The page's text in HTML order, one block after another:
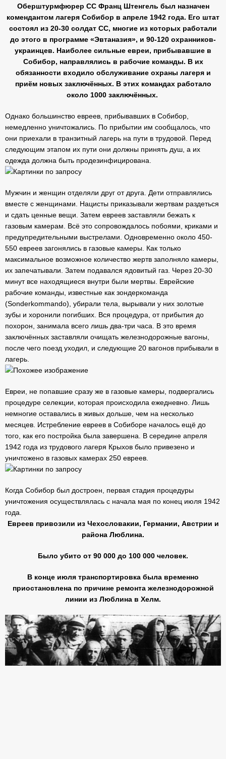
Оберштурмфюрер СС Франц Штенгель был назначен
комендантом лагеря Собибор в апреле 1942 года. Его штат
состоял из 20-30 солдат СС, многие из которых работали
до этого в программе «Эвтаназия», и 90-120 охранников-
украинцев. Наиболее сильные евреи, прибывавшие в
Собибор, направлялись в рабочие команды. В их
обязанности входило обслуживание охраны лагеря и
приём новых заключённых. В этих командах работало
около 1000 заключённых.
Однако большинство евреев, прибывавших в Собибор,
немедленно уничтожались. По прибытии им сообщалось, что
они приехали в транзитный лагерь на пути в трудовой. Перед
следующим этапом их пути они должны принять душ, а их
одежда должна быть продезинфицирована.
Мужчин и женщин отделяли друг от друга. Дети отправлялись
вместе с женщинами. Нацисты приказывали жертвам раздеться
и сдать ценные вещи. Затем евреев заставляли бежать к
газовым камерам. Всё это сопровождалось побоями, криками и
предупредительными выстрелами. Одновременно около 450-
550 евреев загонялись в газовые камеры. Как только
максимальное возможное количество жертв заполняло камеры,
их запечатывали. Затем подавался ядовитый газ. Через 20-30
минут все находящиеся внутри были мертвы. Еврейские
рабочие команды, известные как зондеркоманда
(Sonderkommando), убирали тела, вырывали у них золотые
зубы и хоронили погибших. Вся процедура, от прибытия до
похорон, занимала всего лишь два-три часа. В это время
заключённых заставляли очищать железнодорожные вагоны,
после чего поезд уходил, и следующие 20 вагонов прибывали в
лагерь.
Евреи, не попавшие сразу же в газовые камеры, подвергались
процедуре селекции, которая происходила ежедневно. Лишь
немногие оставались в живых дольше, чем на несколько
месяцев. Истребление евреев в Собиборе началось ещё до
того, как его постройка была завершена. В середине апреля
1942 года из трудового лагеря Крыхов было привезено и
уничтожено в газовых камерах 250 евреев.
Когда Собибор был достроен, первая стадия процедуры
уничтожения осуществлялась с начала мая по конец июля 1942
года.
Евреев привозили из Чехословакии, Германии, Австрии и
района Люблина.
Было убито от 90 000 до 100 000 человек.
В конце июля транспортировка была временно
приостановлена по причине ремонта железнодорожной
линии из Люблина в Хелм.